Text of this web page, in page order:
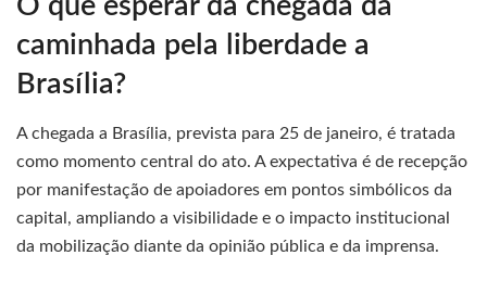
O que esperar da chegada da
caminhada pela liberdade a
Brasília?
A chegada a Brasília, prevista para 25 de janeiro, é tratada
como momento central do ato. A expectativa é de recepção
por manifestação de apoiadores em pontos simbólicos da
capital, ampliando a visibilidade e o impacto institucional
da mobilização diante da opinião pública e da imprensa.